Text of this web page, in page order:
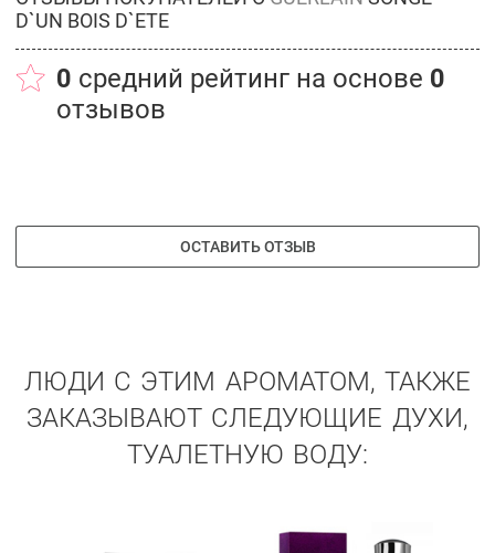
D`UN BOIS D`ETE
0 средний рейтинг на основе 0
отзывов
ОСТАВИТЬ ОТЗЫВ
ЛЮДИ С ЭТИМ АРОМАТОМ, ТАКЖЕ
ЗАКАЗЫВАЮТ СЛЕДУЮЩИЕ ДУХИ,
ТУАЛЕТНУЮ ВОДУ: